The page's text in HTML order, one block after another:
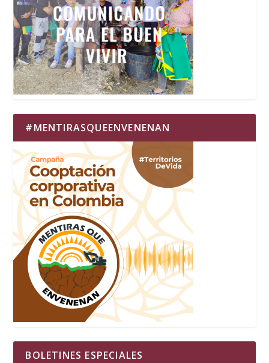
#MENTIRASQUEENVENENAN
BOLETINES ESPECIALES